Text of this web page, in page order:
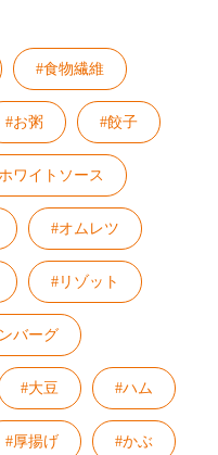
#食物繊維
#お粥 #餃子
ワイトソース
#オムレツ
#リゾット
バーグ
#大豆 #ハム
#厚揚げ #かぶ